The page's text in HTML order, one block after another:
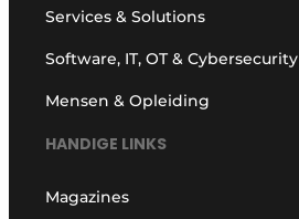
Services & Solutions
Software, IT, OT & Cybersecurity
Mensen & Opleiding
HANDIGE LINKS
Magazines